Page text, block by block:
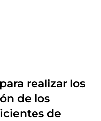
realizar los
de los
de